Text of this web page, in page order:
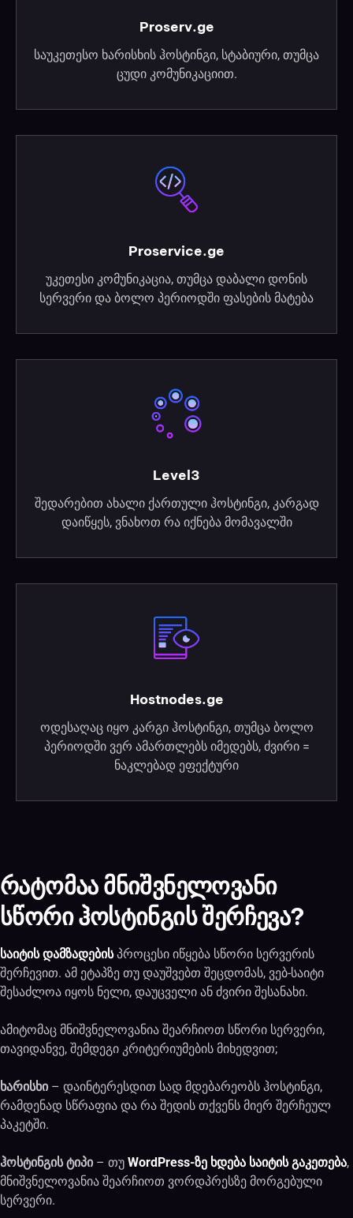
Proserv.ge
საუკეთესო ხარისხის ჰოსტინგი, სტაბიური, თუმცა
ცუდი კომუნიკაციით.
Proservice.ge
უკეთესი კომუნიკაცია, თუმცა დაბალი დონის
სერვერი და ბოლო პერიოდში ფასების მატება
Level3
შედარებით ახალი ქართული ჰოსტინგი, კარგად
დაიწყეს, ვნახოთ რა იქნება მომავალში
Hostnodes.ge
ოდესაღაც იყო კარგი ჰოსტინგი, თუმცა ბოლო
პერიოდში ვერ ამართლებს იმედებს, ძვირი =
ნაკლებად ეფექტური
რატომაა მნიშვნელოვანი
სწორი ჰოსტინგის შერჩევა?
საიტის დამზადებისპროცესი იწყება სწორი სერვერის
შერჩევით. ამ ეტაპზე თუ დაუშვებთ შეცდომას, ვებ-საიტი
შესაძლოა იყოს ნელი, დაუცველი ან ძვირი შესანახი.
ამიტომაც მნიშვნელოვანია შეარჩიოთ სწორი სერვერი,
თავიდანვე, შემდეგი კრიტერიუმების მიხედვით;
ხარისხი– დაინტერესდით სად მდებარეობს ჰოსტინგი,
რამდენად სწრაფია და რა შედის თქვენს მიერ შერჩეულ
პაკეტში.
ჰოსტინგის ტიპი– თუ WordPress-ზე ხდება საიტის გაკეთება,
მნიშვნელოვანია შეარჩიოთ ვორდპრესზე მორგებული
სერვერი.